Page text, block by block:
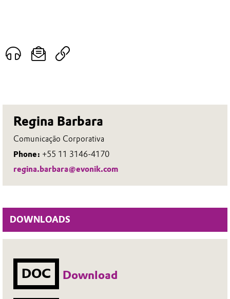
Regina Barbara
Comunicação Corporativa
Phone: +55 11 3146-4170
regina.barbara@evonik.com
DOWNLOADS
DOC Download